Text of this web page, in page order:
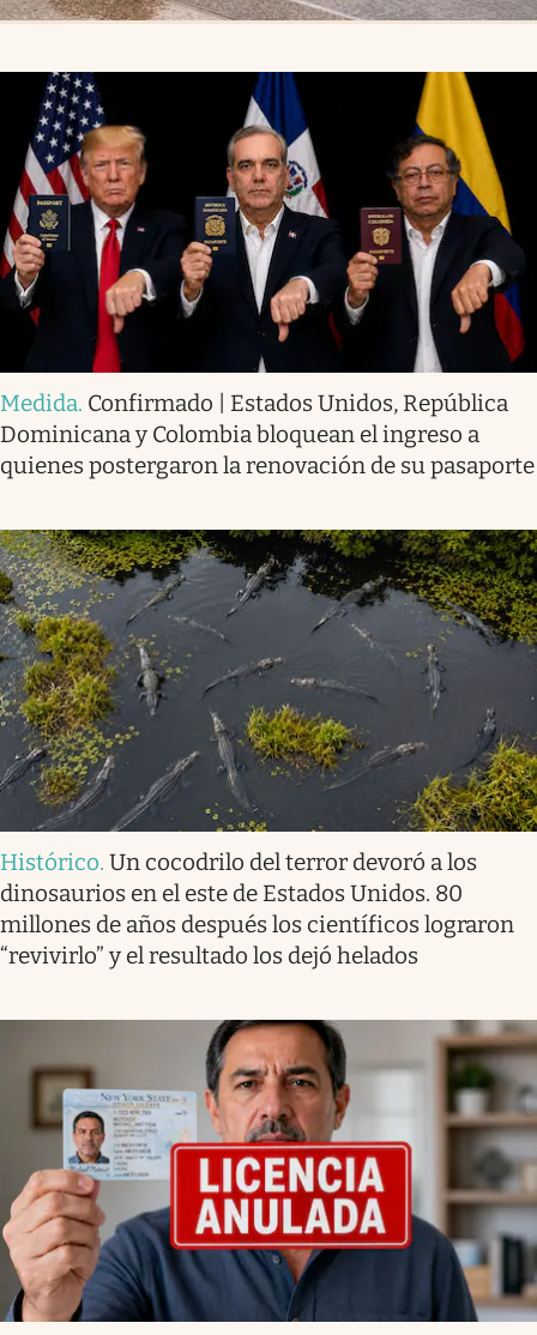
Medida. Confirmado | Estados Unidos, República
Dominicana y Colombia bloquean el ingreso a
quienes postergaron la renovación de su pasaporte
Histórico. Un cocodrilo del terror devoró a los
dinosaurios en el este de Estados Unidos. 80
millones de años después los científicos lograron
“revivirlo” y el resultado los dejó helados